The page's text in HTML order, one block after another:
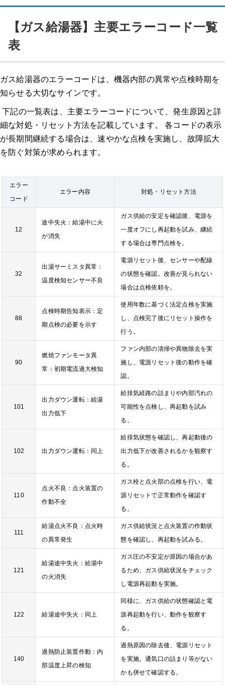
【ガス給湯器】主要エラーコード一覧
表
ガス給湯器のエラーコードは、機器内部の異常や点検時期を
知らせる大切なサインです。
下記の一覧表は、主要エラーコードについて、発生原因と詳
細な対処・リセット方法を記載しています。 各コードの表示
が長期間継続する場合は、速やかな点検を実施し、故障拡大
を防ぐ対策が求められます。
エラー
コード
エラー内容 対処・リセット方法
12
途中失火：給湯中に火
が消失
ガス供給の安定を確認後、電源を
一度オフにし再起動を試み、継続
する場合は専門点検を。
32
出湯サーミスタ異常：
温度検知センサー不良
電源リセット後、センサーや配線
の状態を確認。改善が見られない
場合は点検依頼を。
88
点検時期告知表示：定
期点検の必要を示す
使用年数に基づく法定点検を実施
し、点検完了後にリセット操作を
行う。
90
燃焼ファンモータ異
常：初期電流過大検知
ファン内部の清掃や異物除去を実
施し、電源リセット後の動作を確
認。
101
出力ダウン運転：給湯
出力低下
給排気経路の詰まりや内部汚れの
可能性を点検し、再起動を試み
る。
102 出力ダウン運転：同上
給排気状態を確認し、再起動後の
出力低下が改善されるかを観察す
る。
110
点火不良：点火装置の
作動不全
ガス栓と点火部の点検を行い、電
源リセットで正常動作を確認す
る。
111
給湯点火不良：点火時
の異常発生
ガス供給状況と点火装置の作動状
態を確認し、再起動を試みる。
121
給湯途中失火：給湯中
の火消失
ガス圧の不安定が原因の場合があ
るため、ガス供給状況をチェック
し電源再起動を実施。
122 給湯途中失火：同上
同様に、ガス供給の状態確認と電
源再起動を行い、動作を観察す
る。
140
過熱防止装置作動：内
部温度上昇の検知
過熱原因の除去後、電源リセット
を実施。通気口の詰まり等がない
かも併せて確認する。